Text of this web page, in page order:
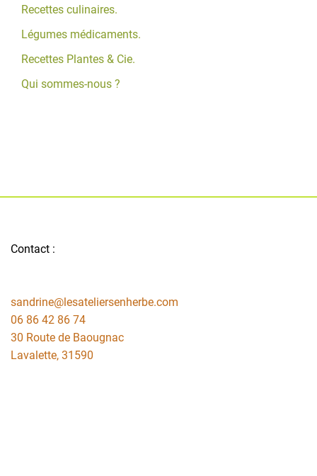
Recettes culinaires.
Légumes médicaments.
Recettes Plantes & Cie.
Qui sommes-nous ?
Contact :
sandrine@lesateliersenherbe.com
06 86 42 86 74
30 Route de Baougnac
Lavalette, 31590